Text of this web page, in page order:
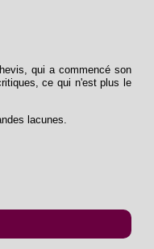
qui a commencé son
ce qui n'est plus le
lacunes.